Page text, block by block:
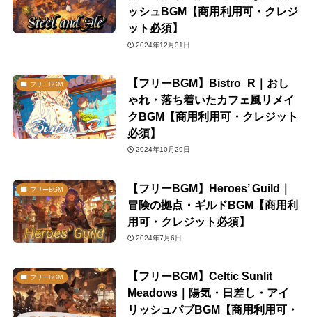
ッシュBGM【商用利用可・クレジ
ット必須】
2024年12月31日
フリーBGM
【フリーBGM】Bistro_R｜おし
ゃれ・落ち着いたカフェ風リメイ
クBGM【商用利用可・クレジット
必須】
2024年10月29日
フリーBGM
【フリーBGM】Heroes’ Guild｜
冒険の拠点・ギルドBGM【商用利
用可・クレジット必須】
2024年7月6日
フリーBGM
【フリーBGM】Celtic Sunlit
Meadows｜陽気・日差し・アイ
リッシュパブBGM【商用利用可・